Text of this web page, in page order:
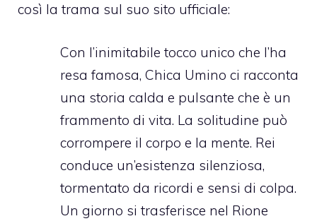
così la trama sul suo sito ufficiale:
Con l’inimitabile tocco unico che l’ha
resa famosa, Chica Umino ci racconta
una storia calda e pulsante che è un
frammento di vita. La solitudine può
corrompere il corpo e la mente. Rei
conduce un’esistenza silenziosa,
tormentato da ricordi e sensi di colpa.
Un giorno si trasferisce nel Rione